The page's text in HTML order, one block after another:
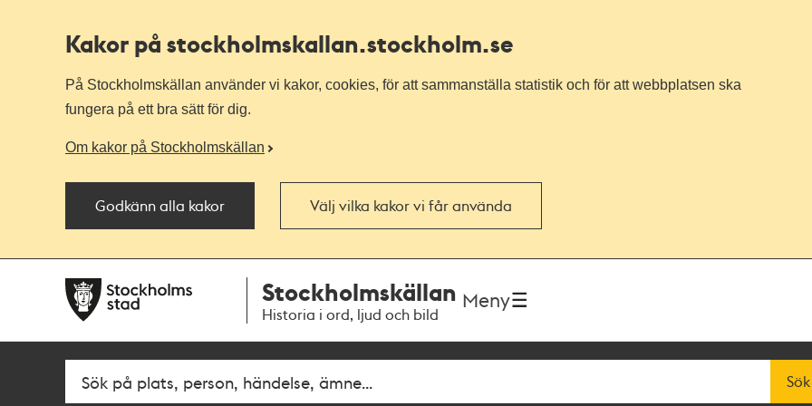
Kakor på stockholmskallan.stockholm.se
På Stockholmskällan använder vi kakor, cookies, för att sammanställa statistik och för att webbplatsen ska
fungera på ett bra sätt för dig.
Om kakor på Stockholmskällan
Godkänn alla kakor Välj vilka kakor vi får använda
navigationen
huvudinnehållet
Stockholmskällan
Historia i ord, ljud och bild
Meny
Fritextsök Sök